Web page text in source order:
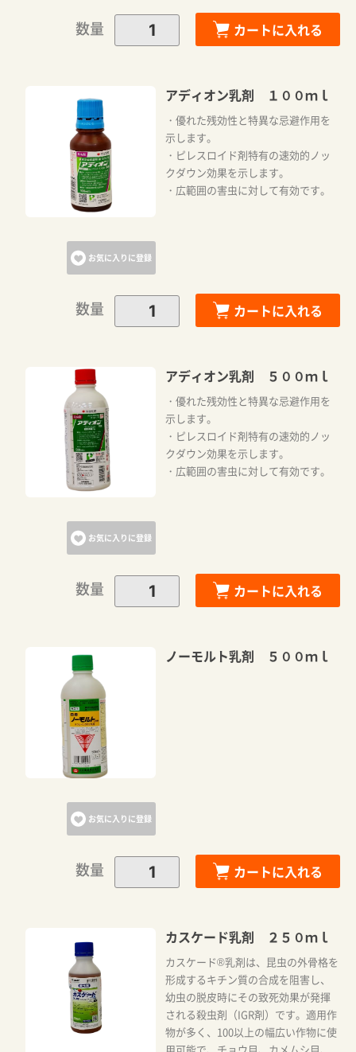
数量 カートに入れる
お気に入りに登録
アディオン乳剤 １００ｍｌ
・優れた残効性と特異な忌避作用を
示します。
・ピレスロイド剤特有の速効的ノッ
クダウン効果を示します。
・広範囲の害虫に対して有効です。
数量 カートに入れる
お気に入りに登録
アディオン乳剤 ５００ｍｌ
・優れた残効性と特異な忌避作用を
示します。
・ピレスロイド剤特有の速効的ノッ
クダウン効果を示します。
・広範囲の害虫に対して有効です。
数量 カートに入れる
お気に入りに登録
ノーモルト乳剤 ５００ｍｌ
数量 カートに入れる
カスケード乳剤 ２５０ｍｌ
カスケード®乳剤は、昆虫の外骨格を
形成するキチン質の合成を阻害し、
幼虫の脱皮時にその致死効果が発揮
される殺虫剤（IGR剤）です。適用作
物が多く、100以上の幅広い作物に使
用可能で、チョウ目、カメムシ目、
カートに追加しました。
お買い物を続ける
カートへ進む